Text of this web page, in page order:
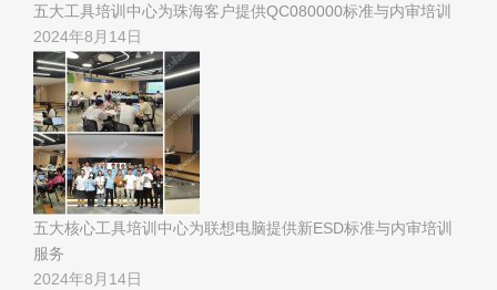
五大工具培训中心为珠海客户提供QC080000标准与内审培训
2024年8月14日
五大核心工具培训中心为联想电脑提供新ESD标准与内审培训
服务
2024年8月14日